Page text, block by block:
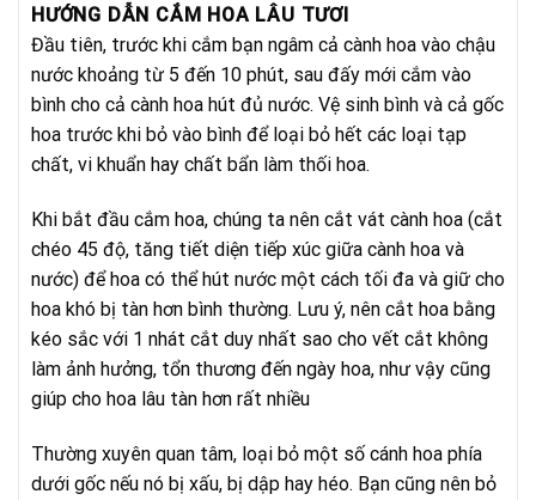
HƯỚNG DẪN CẮM HOA LÂU TƯƠI
Đầu tiên, trước khi cắm bạn ngâm cả cành hoa vào chậu
nước khoảng từ 5 đến 10 phút, sau đấy mới cắm vào
bình cho cả cành hoa hút đủ nước. Vệ sinh bình và cả gốc
hoa trước khi bỏ vào bình để loại bỏ hết các loại tạp
chất, vi khuẩn hay chất bẩn làm thối hoa.
Khi bắt đầu cắm hoa, chúng ta nên cắt vát cành hoa (cắt
chéo 45 độ, tăng tiết diện tiếp xúc giữa cành hoa và
nước) để hoa có thể hút nước một cách tối đa và giữ cho
hoa khó bị tàn hơn bình thường. Lưu ý, nên cắt hoa bằng
kéo sắc với 1 nhát cắt duy nhất sao cho vết cắt không
làm ảnh hưởng, tổn thương đến ngày hoa, như vậy cũng
giúp cho hoa lâu tàn hơn rất nhiều
Thường xuyên quan tâm, loại bỏ một số cánh hoa phía
dưới gốc nếu nó bị xấu, bị dập hay héo. Bạn cũng nên bỏ